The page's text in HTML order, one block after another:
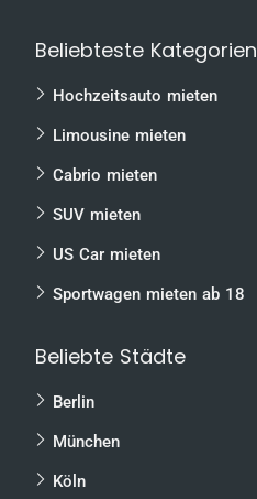
Beliebteste Kategorien
Hochzeitsauto mieten
Limousine mieten
Cabrio mieten
SUV mieten
US Car mieten
Sportwagen mieten ab 18
Beliebte Städte
Berlin
München
Köln